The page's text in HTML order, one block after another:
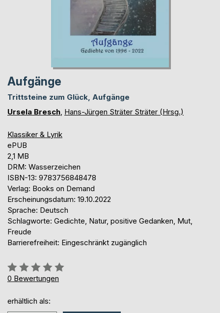
Aufgänge
Trittsteine zum Glück, Aufgänge
Ursela Bresch, Hans-Jürgen Sträter Sträter (Hrsg.)
Klassiker & Lyrik
ePUB
2,1 MB
DRM: Wasserzeichen
ISBN-13: 9783756848478
Verlag: Books on Demand
Erscheinungsdatum: 19.10.2022
Sprache: Deutsch
Schlagworte: Gedichte, Natur, positive Gedanken, Mut,
Freude
Barrierefreiheit: Eingeschränkt zugänglich
Bewertung::
0%
0 Bewertungen
erhältlich als: